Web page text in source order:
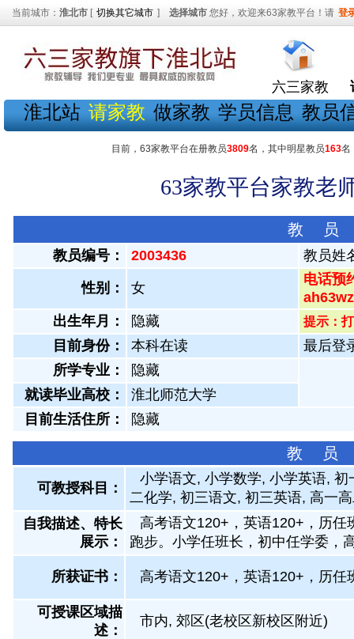
当前城市： 淮北市 [ 切换其它城市 ] 选择城市 您好，欢迎来63家教平台！请 登
六三家教
淮北站 请家教 做家教 学员信息 教员
目前，63家教平台在册教员3809名，其中明星教员163名
63家教平台家教老
教 员
教员编号： 2003436 教员姓
性别： 女
电话预
出生年月：
隐藏 提示：
目前身份： 本科在读
最后登
所学专业：
隐藏
就读毕业高校：
淮北师范大学
目前生活住所：
隐藏
教 员
可教授科目：
小学语文, 小学数学, 小学英语,
二化学, 初三语文, 初三英语, 高一
自我描述、特长
展示 ：
高考语文120+，英语120+，历任
跑步。小学任班长，初中任学委，
所获证书 ： 高考语文120+，英语120+，历任
可授课区域描
述：
市内, 郊区(老校区新校区附近)